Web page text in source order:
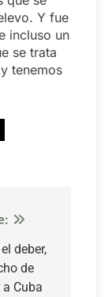
Y fue
incluso un
se trata
tenemos
deber,
de
Cuba